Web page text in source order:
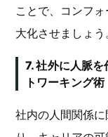
ことで、コンフ
大化させましょう
7. 社外に人脈
トワーキング術
社内の人間関係